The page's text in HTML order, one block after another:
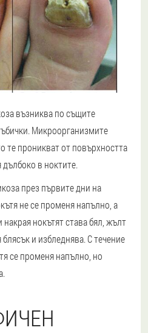
възниква по същите
Микроорганизмите
те проникват от повърхността
в ноктите.
през първите дни на
не се променя напълно, а
нокътят става бял, жълт
и избледнява. С течение
се променя напълно, но